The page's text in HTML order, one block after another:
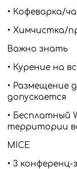
• Кофеварка/
• Химчистка/
Важно знать
• Курение на
• Размещение
допускается
• Бесплатный
территории
MICE
• 3